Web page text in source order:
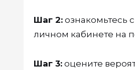
Шаг 2: ознакомьтесь
личном кабинете на
Шаг 3: оцените